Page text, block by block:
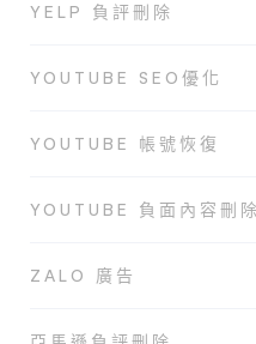
YELP 負評刪除
YOUTUBE SEO優化
YOUTUBE 帳號恢復
YOUTUBE 負面內容刪除
ZALO 廣告